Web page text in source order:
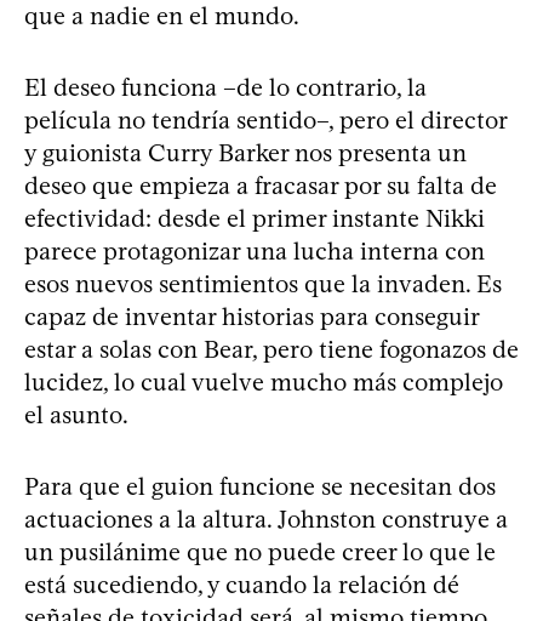
que a nadie en el mundo.
El deseo funciona –de lo contrario, la
película no tendría sentido–, pero el director
y guionista Curry Barker nos presenta un
deseo que empieza a fracasar por su falta de
efectividad: desde el primer instante Nikki
parece protagonizar una lucha interna con
esos nuevos sentimientos que la invaden. Es
capaz de inventar historias para conseguir
estar a solas con Bear, pero tiene fogonazos de
lucidez, lo cual vuelve mucho más complejo
el asunto.
Para que el guion funcione se necesitan dos
actuaciones a la altura. Johnston construye a
un pusilánime que no puede creer lo que le
está sucediendo, y cuando la relación dé